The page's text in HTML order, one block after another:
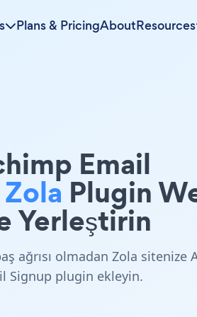
Plans & PricingAboutResources
Email
Zola Plugin
Yerleştirin
ağrısı olmadan Zola sitenize
Signup plugin ekleyin.